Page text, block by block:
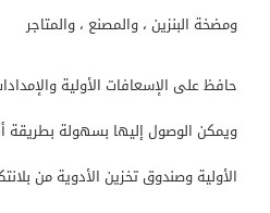
ومضخة البنزين ، والمصنع ، والمتاجر
حافظ على الإسعافات الأولية
ويمكن الوصول إليها بسهولة بطريقة
الأولية وصندوق تخزين الأدوية من